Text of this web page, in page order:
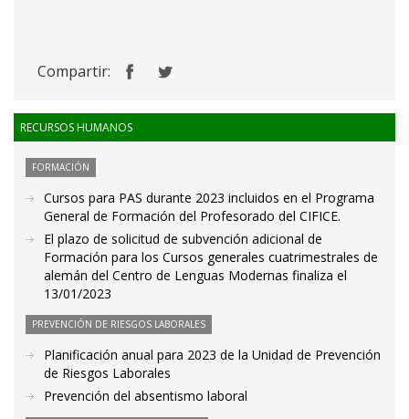
Compartir:
RECURSOS HUMANOS
FORMACIÓN
Cursos para PAS durante 2023 incluidos en el Programa
General de Formación del Profesorado del CIFICE.
El plazo de solicitud de subvención adicional de
Formación para los Cursos generales cuatrimestrales de
alemán del Centro de Lenguas Modernas finaliza el
13/01/2023
PREVENCIÓN DE RIESGOS LABORALES
Planificación anual para 2023 de la Unidad de Prevención
de Riesgos Laborales
Prevención del absentismo laboral